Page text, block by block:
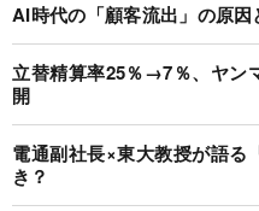
AI時代の「顧客流出」の原因
立替精算率25％→7％、ヤン
開
電通副社長×東大教授が語る
き？